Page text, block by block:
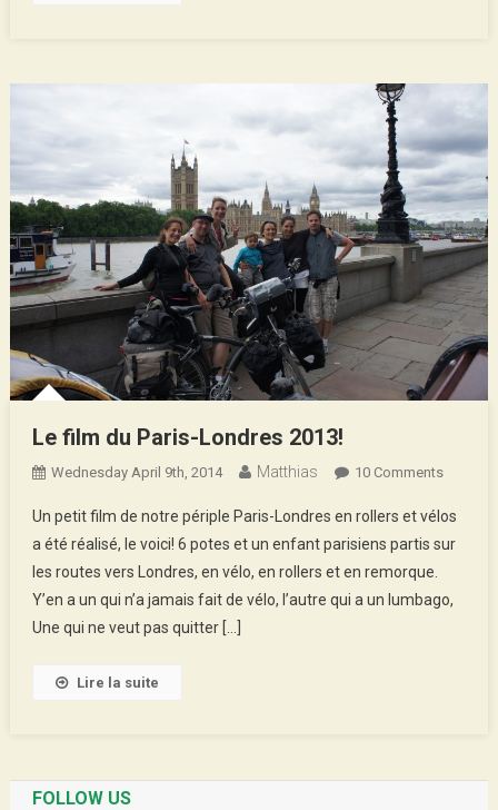
Le film du Paris-Londres 2013!
Wednesday April 9th, 2014 Matthias 10 CommentsOn
Film
Du
Londres
Un petit film de notre périple Paris-Londres en rollers et vélos
a été réalisé, le voici! 6 potes et un enfant parisiens partis sur
les routes vers Londres, en vélo, en rollers et en remorque.
Y’en a un qui n’a jamais fait de vélo, l’autre qui a un lumbago,
Une qui ne veut pas quitter […]
Lire la suite
FOLLOW US